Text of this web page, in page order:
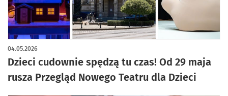
Dzieci cudownie spędzą tu czas! Od 29 maja
rusza Przegląd Nowego Teatru dla Dzieci
04.05.2026
artykuł z galerią zdjęć